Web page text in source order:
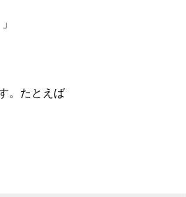
。たとえば